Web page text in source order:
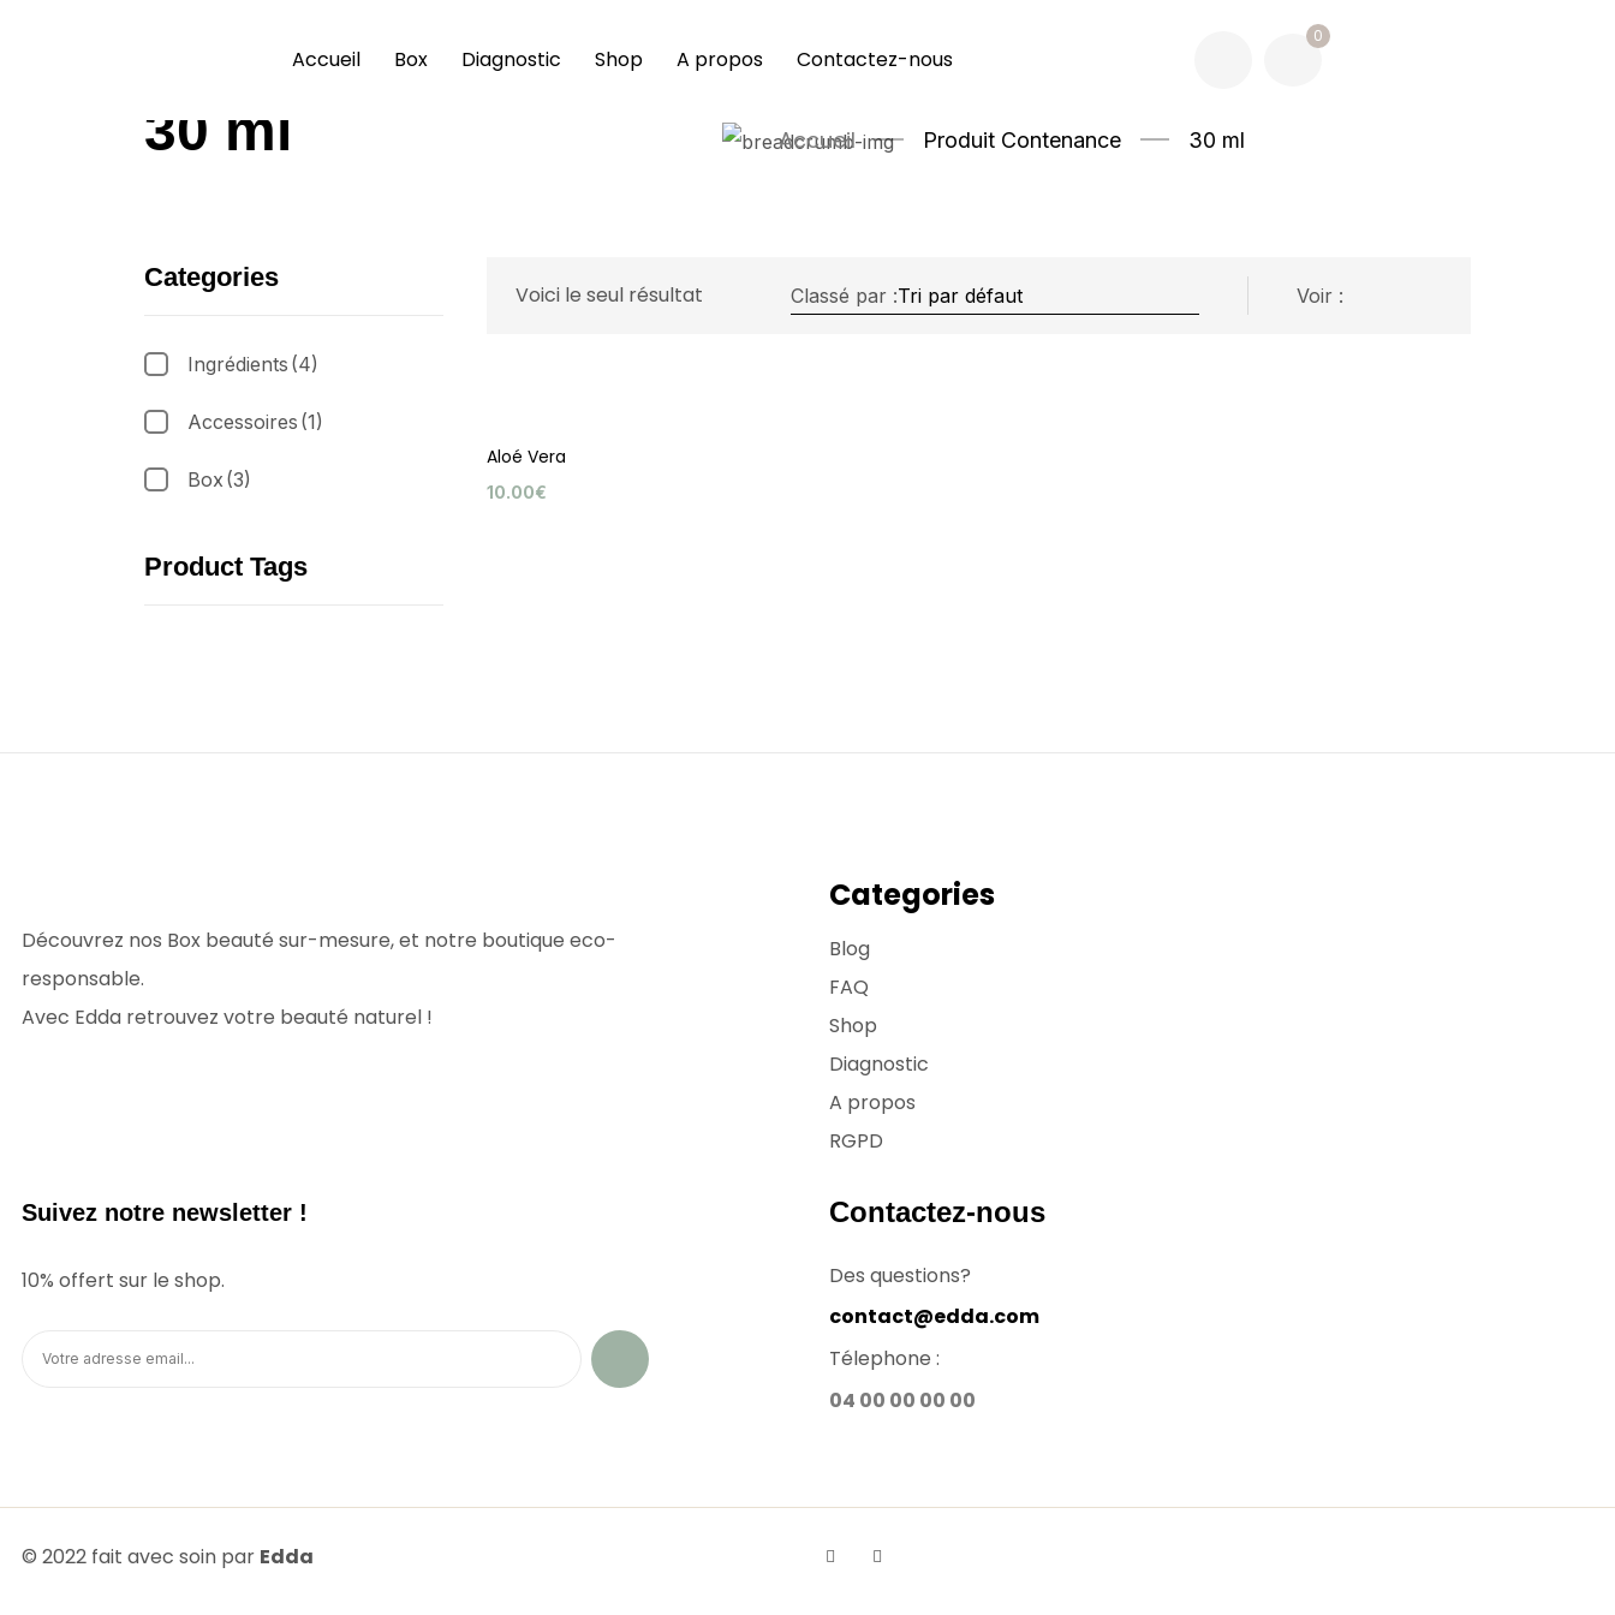
Accueil Box Diagnostic Shop A propos Contactez-nous
0
30 ml Accueil Produit Contenance 30 ml
Categories
Ingrédients (4)
Accessoires (1)
Box (3)
Product Tags
Voici le seul résultat Classé par : Voir :
Aloé Vera
10.00€
Découvrez nos Box beauté sur-mesure, et notre boutique eco-
responsable.
Avec Edda retrouvez votre beauté naturel !
Categories
Blog
FAQ
Shop
Diagnostic
A propos
RGPD
Suivez notre newsletter !
10% offert sur le shop.
Contactez-nous
Des questions?
contact@edda.com
Télephone :
04 00 00 00 00
© 2022 fait avec soin par Edda